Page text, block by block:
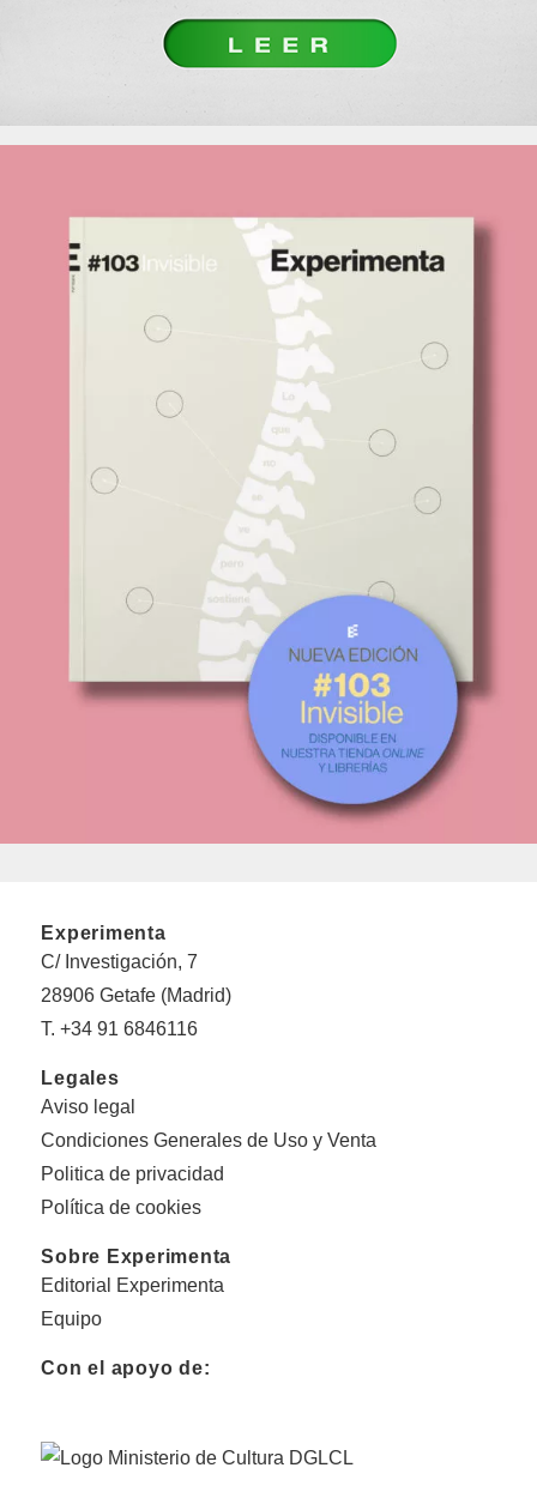
Experimenta
C/ Investigación, 7
28906 Getafe (Madrid)
T. +34 91 6846116
Legales
Aviso legal
Condiciones Generales de Uso y Venta
Politica de privacidad
Política de cookies
Sobre Experimenta
Editorial Experimenta
Equipo
Con el apoyo de: